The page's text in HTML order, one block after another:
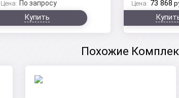
Цена: По запросу
Купить
Цена: 73 868
Похожие